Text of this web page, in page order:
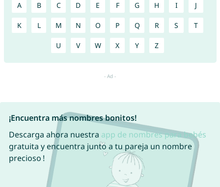
A B C D E F G H I J
K L M N O P Q R S T
U V W X Y Z
¡Encuentra más nombres bonitos!
Descarga ahora nuestra app de nombres para bebés
gratuita y encuentra junto a tu pareja un nombre
precioso !